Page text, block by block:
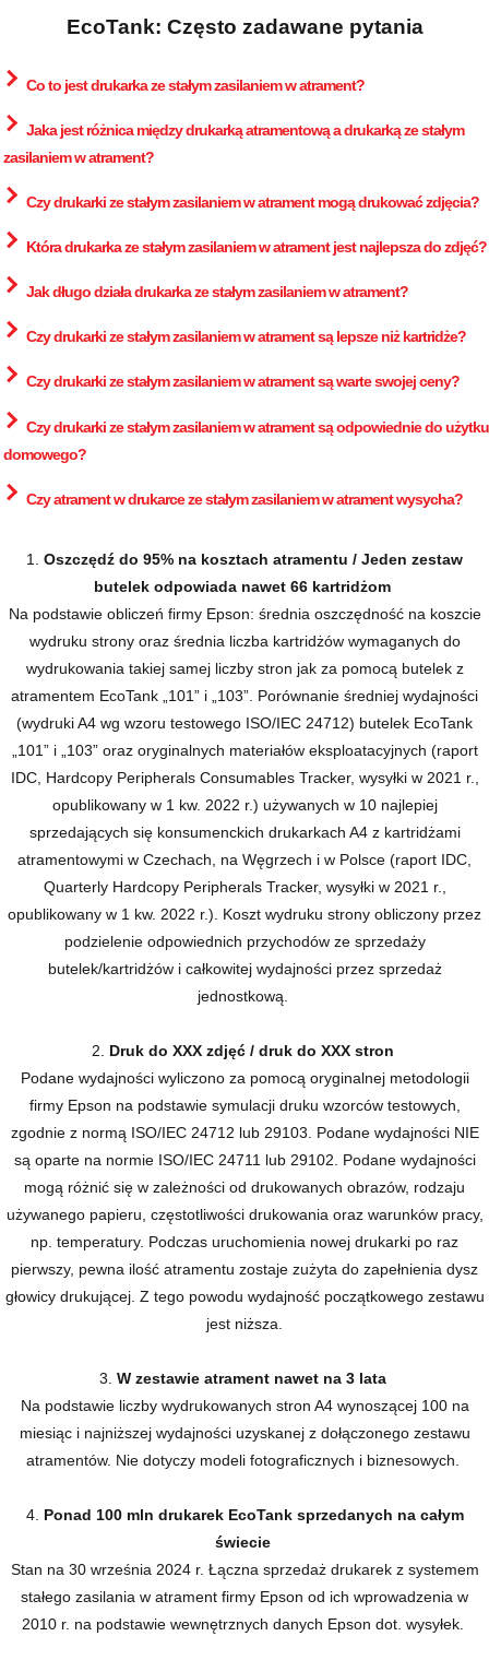
EcoTank: Często zadawane pytania
Co to jest drukarka ze stałym zasilaniem w atrament?
Jaka jest różnica między drukarką atramentową a drukarką ze stałym
zasilaniem w atrament?
Czy drukarki ze stałym zasilaniem w atrament mogą drukować zdjęcia?
Która drukarka ze stałym zasilaniem w atrament jest najlepsza do zdjęć?
Jak długo działa drukarka ze stałym zasilaniem w atrament?
Czy drukarki ze stałym zasilaniem w atrament są lepsze niż kartridże?
Czy drukarki ze stałym zasilaniem w atrament są warte swojej ceny?
Czy drukarki ze stałym zasilaniem w atrament są odpowiednie do użytku
domowego?
Czy atrament w drukarce ze stałym zasilaniem w atrament wysycha?
1. Oszczędź do 95% na kosztach atramentu / Jeden zestaw
butelek odpowiada nawet 66 kartridżom
Na podstawie obliczeń firmy Epson: średnia oszczędność na koszcie
wydruku strony oraz średnia liczba kartridżów wymaganych do
wydrukowania takiej samej liczby stron jak za pomocą butelek z
atramentem EcoTank „101” i „103”. Porównanie średniej wydajności
(wydruki A4 wg wzoru testowego ISO/IEC 24712) butelek EcoTank
„101” i „103” oraz oryginalnych materiałów eksploatacyjnych (raport
IDC, Hardcopy Peripherals Consumables Tracker, wysyłki w 2021 r.,
opublikowany w 1 kw. 2022 r.) używanych w 10 najlepiej
sprzedających się konsumenckich drukarkach A4 z kartridżami
atramentowymi w Czechach, na Węgrzech i w Polsce (raport IDC,
Quarterly Hardcopy Peripherals Tracker, wysyłki w 2021 r.,
opublikowany w 1 kw. 2022 r.). Koszt wydruku strony obliczony przez
podzielenie odpowiednich przychodów ze sprzedaży
butelek/kartridżów i całkowitej wydajności przez sprzedaż
jednostkową.
2. Druk do XXX zdjęć / druk do XXX stron
Podane wydajności wyliczono za pomocą oryginalnej metodologii
firmy Epson na podstawie symulacji druku wzorców testowych,
zgodnie z normą ISO/IEC 24712 lub 29103. Podane wydajności NIE
są oparte na normie ISO/IEC 24711 lub 29102. Podane wydajności
mogą różnić się w zależności od drukowanych obrazów, rodzaju
używanego papieru, częstotliwości drukowania oraz warunków pracy,
np. temperatury. Podczas uruchomienia nowej drukarki po raz
pierwszy, pewna ilość atramentu zostaje zużyta do zapełnienia dysz
głowicy drukującej. Z tego powodu wydajność początkowego zestawu
jest niższa.
3. W zestawie atrament nawet na 3 lata
Na podstawie liczby wydrukowanych stron A4 wynoszącej 100 na
miesiąc i najniższej wydajności uzyskanej z dołączonego zestawu
atramentów. Nie dotyczy modeli fotograficznych i biznesowych.
4. Ponad 100 mln drukarek EcoTank sprzedanych na całym
świecie
Stan na 30 września 2024 r. Łączna sprzedaż drukarek z systemem
stałego zasilania w atrament firmy Epson od ich wprowadzenia w
2010 r. na podstawie wewnętrznych danych Epson dot. wysyłek.